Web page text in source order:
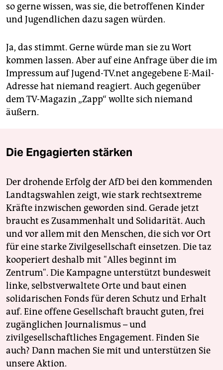
so gerne wissen, was sie, die betroffenen Kinder
und Jugendlichen dazu sagen würden.
Ja, das stimmt. Gerne würde man sie zu Wort
kommen lassen. Aber auf eine Anfrage über die im
Impressum auf Jugend-TV.net angegebene E-Mail-
Adresse hat niemand reagiert. Auch gegenüber
dem TV-Magazin „Zapp“ wollte sich niemand
äußern.
Die Engagierten stärken
Der drohende Erfolg der AfD bei den kommenden
Landtagswahlen zeigt, wie stark rechtsextreme
Kräfte inzwischen geworden sind. Gerade jetzt
braucht es Zusammenhalt und Solidarität. Auch
und vor allem mit den Menschen, die sich vor Ort
für eine starke Zivilgesellschaft einsetzen. Die taz
kooperiert deshalb mit "Alles beginnt im
Zentrum". Die Kampagne unterstützt bundesweit
linke, selbstverwaltete Orte und baut einen
solidarischen Fonds für deren Schutz und Erhalt
auf. Eine offene Gesellschaft braucht guten, frei
zugänglichen Journalismus – und
zivilgesellschaftliches Engagement. Finden Sie
auch? Dann machen Sie mit und unterstützen Sie
unsere Aktion.